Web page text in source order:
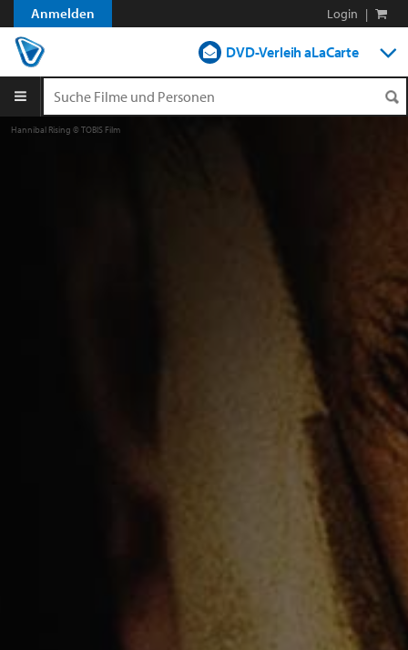
Anmelden Login |
DVD-Verleih aLaCarte
Hannibal Rising © TOBIS Film